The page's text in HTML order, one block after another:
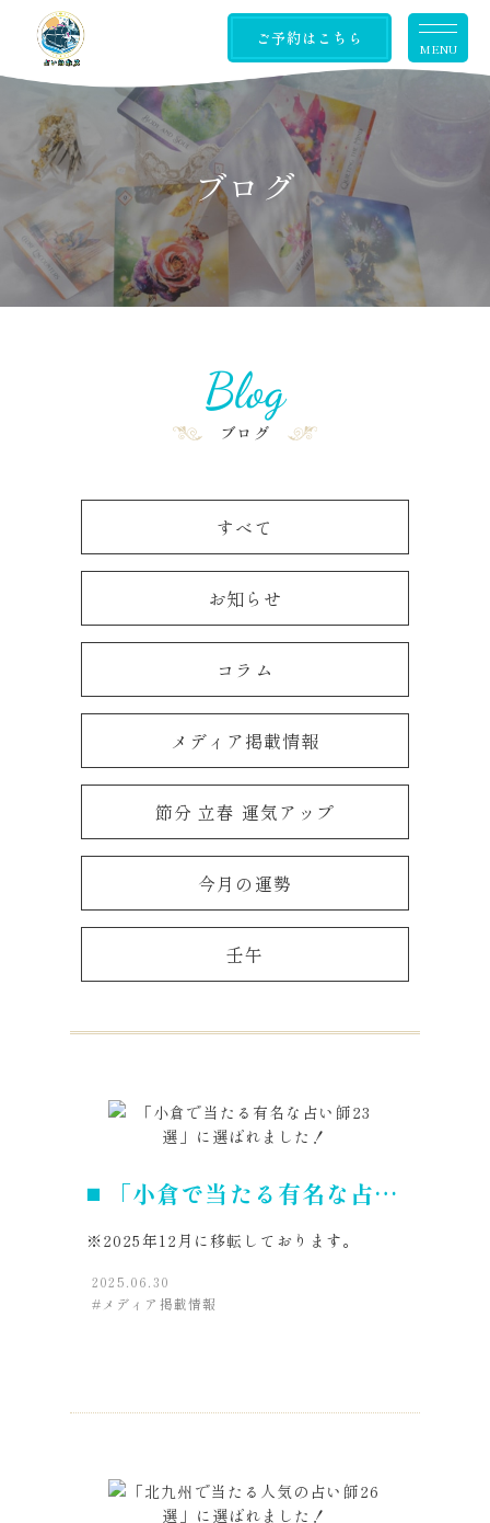
ご予約はこちら
MENU
ブログ
Blog
ブログ
すべて
お知らせ
コラム
メディア掲載情報
節分 立春 運気アップ
今月の運勢
壬午
「小倉で当たる有名な占い
師23選」に選ばれまし
※2025年12月に移転しております。
2025.06.30
メディア掲載情報